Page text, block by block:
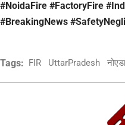
#NoidaFire #FactoryFire
#BreakingNews
Tags: FIR UttarPradesh नोएडा